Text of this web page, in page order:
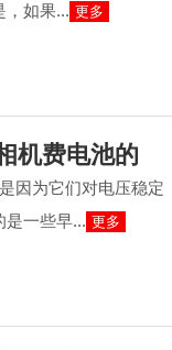
，如果... 更多
机费电池的
因为它们对电压稳定
是一些早... 更多